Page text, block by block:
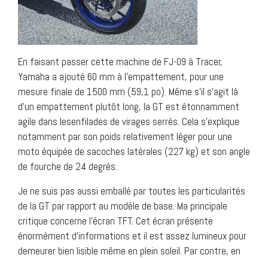
En faisant passer cette machine de FJ-09 à Tracer,
Yamaha a ajouté 60 mm à l’empattement, pour une
mesure finale de 1500 mm (59,1 po). Même s’il s’agit là
d’un empattement plutôt long, la GT est étonnamment
agile dans lesenfilades de virages serrés. Cela s’explique
notamment par son poids relativement léger pour une
moto équipée de sacoches latérales (227 kg) et son angle
de fourche de 24 degrés.
Je ne suis pas aussi emballé par toutes les particularités
de la GT par rapport au modèle de base. Ma principale
critique concerne l’écran TFT. Cet écran présente
énormément d’informations et il est assez lumineux pour
demeurer bien lisible même en plein soleil. Par contre, en